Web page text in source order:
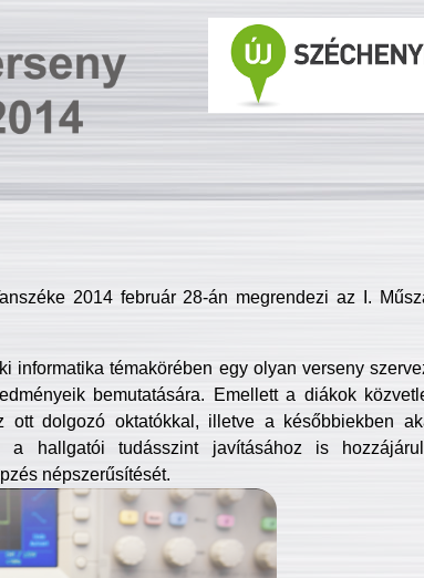
2014 február 28-án megrendezi az I.
informatika témakörében egy olyan verseny
bemutatására. Emellett a diákok
ott dolgozó oktatókkal, illetve a későbbiekben
a hallgatói tudásszint javításához is
népszerűsítését.